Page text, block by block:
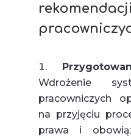
rekomendacji
Wdrożenie
pracowniczych
na przyjęciu
prawa i